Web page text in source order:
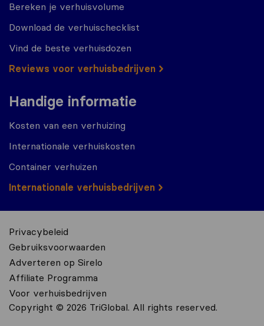
Bereken je verhuisvolume
Download de verhuischecklist
Vind de beste verhuisdozen
Reviews voor verhuisbedrijven
Handige informatie
Kosten van een verhuizing
Internationale verhuiskosten
Container verhuizen
Internationale verhuisbedrijven
Privacybeleid
Gebruiksvoorwaarden
Adverteren op Sirelo
Affiliate Programma
Voor verhuisbedrijven
Copyright © 2026 TriGlobal. All rights reserved.